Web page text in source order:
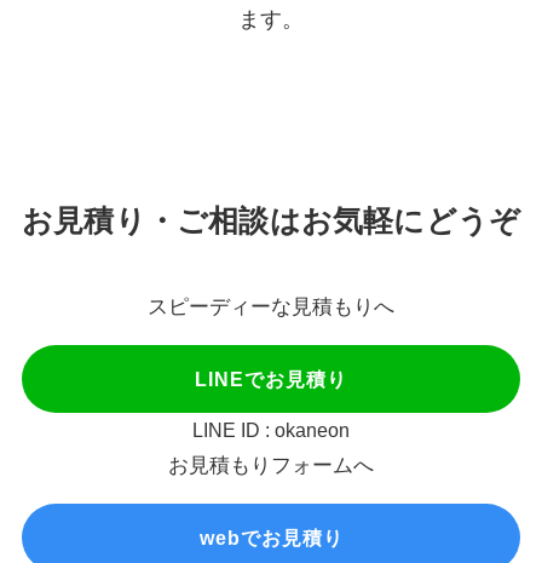
ます。
お見積り・ご相談はお気軽にどうぞ
スピーディーな見積もりへ
LINEでお見積り
LINE ID : okaneon
お見積もりフォームへ
webでお見積り